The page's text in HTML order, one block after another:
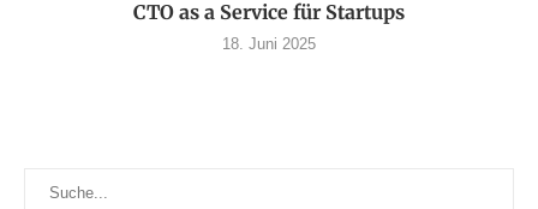
CTO as a Service für Startups
18. Juni 2025